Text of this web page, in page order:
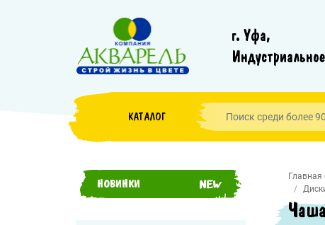
г. Уфа,
КАТАЛОГ
НОВИНКИ
Главная